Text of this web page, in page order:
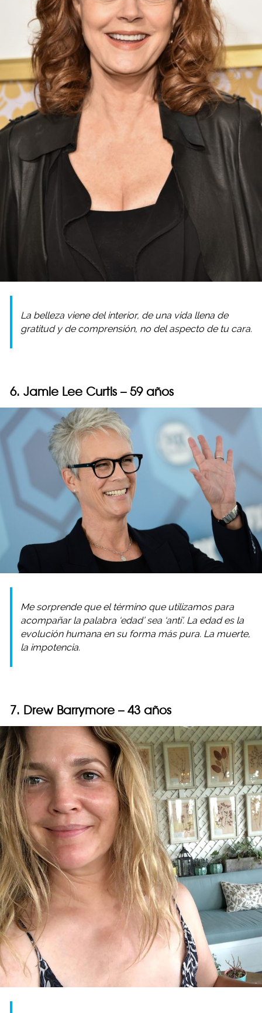
La belleza viene del interior, de una vida llena de
gratitud y de comprensión, no del aspecto de tu cara.
6. Jamie Lee Curtis – 59 años
Me sorprende que el término que utilizamos para
acompañar la palabra ‘edad’ sea ‘anti’. La edad es la
evolución humana en su forma más pura. La muerte,
la impotencia.
7. Drew Barrymore – 43 años